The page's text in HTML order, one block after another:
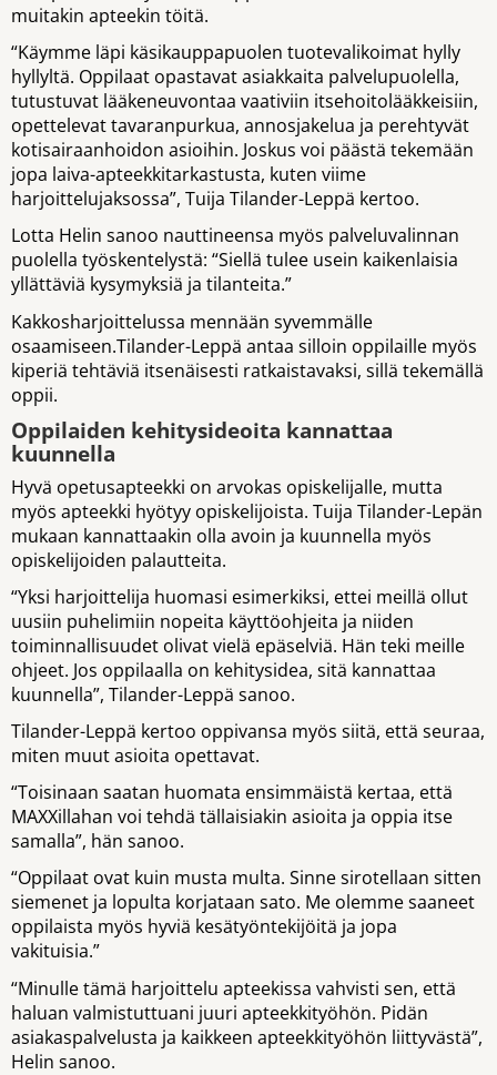
muitakin apteekin töitä.
“Käymme läpi käsikauppapuolen tuotevalikoimat hylly
hyllyltä. Oppilaat opastavat asiakkaita palvelupuolella,
tutustuvat lääkeneuvontaa vaativiin itsehoitolääkkeisiin,
opettelevat tavaranpurkua, annosjakelua ja perehtyvät
kotisairaanhoidon asioihin. Joskus voi päästä tekemään
jopa laiva-apteekkitarkastusta, kuten viime
harjoittelujaksossa”, Tuija Tilander-Leppä kertoo.
Lotta Helin sanoo nauttineensa myös palveluvalinnan
puolella työskentelystä: “Siellä tulee usein kaikenlaisia
yllättäviä kysymyksiä ja tilanteita.”
Kakkosharjoittelussa mennään syvemmälle
osaamiseen.Tilander-Leppä antaa silloin oppilaille myös
kiperiä tehtäviä itsenäisesti ratkaistavaksi, sillä tekemällä
oppii.
Oppilaiden kehitysideoita kannattaa
kuunnella
Hyvä opetusapteekki on arvokas opiskelijalle, mutta
myös apteekki hyötyy opiskelijoista. Tuija Tilander-Lepän
mukaan kannattaakin olla avoin ja kuunnella myös
opiskelijoiden palautteita.
“Yksi harjoittelija huomasi esimerkiksi, ettei meillä ollut
uusiin puhelimiin nopeita käyttöohjeita ja niiden
toiminnallisuudet olivat vielä epäselviä. Hän teki meille
ohjeet. Jos oppilaalla on kehitysidea, sitä kannattaa
kuunnella”, Tilander-Leppä sanoo.
Tilander-Leppä kertoo oppivansa myös siitä, että seuraa,
miten muut asioita opettavat.
“Toisinaan saatan huomata ensimmäistä kertaa, että
MAXXillahan voi tehdä tällaisiakin asioita ja oppia itse
samalla”, hän sanoo.
“Oppilaat ovat kuin musta multa. Sinne sirotellaan sitten
siemenet ja lopulta korjataan sato. Me olemme saaneet
oppilaista myös hyviä kesätyöntekijöitä ja jopa
vakituisia.”
“Minulle tämä harjoittelu apteekissa vahvisti sen, että
haluan valmistuttuani juuri apteekkityöhön. Pidän
asiakaspalvelusta ja kaikkeen apteekkityöhön liittyvästä”,
Helin sanoo.